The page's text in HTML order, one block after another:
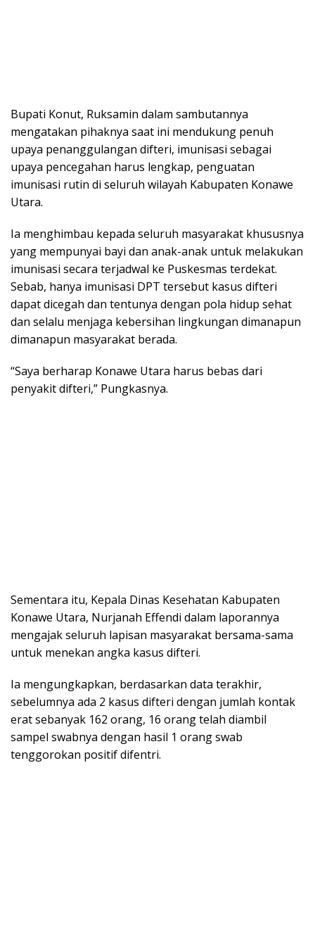
Bupati Konut, Ruksamin dalam sambutannya
mengatakan pihaknya saat ini mendukung penuh
upaya penanggulangan difteri, imunisasi sebagai
upaya pencegahan harus lengkap, penguatan
imunisasi rutin di seluruh wilayah Kabupaten Konawe
Utara.
Ia menghimbau kepada seluruh masyarakat khususnya
yang mempunyai bayi dan anak-anak untuk melakukan
imunisasi secara terjadwal ke Puskesmas terdekat.
Sebab, hanya imunisasi DPT tersebut kasus difteri
dapat dicegah dan tentunya dengan pola hidup sehat
dan selalu menjaga kebersihan lingkungan dimanapun
dimanapun masyarakat berada.
“Saya berharap Konawe Utara harus bebas dari
penyakit difteri,” Pungkasnya.
Sementara itu, Kepala Dinas Kesehatan Kabupaten
Konawe Utara, Nurjanah Effendi dalam laporannya
mengajak seluruh lapisan masyarakat bersama-sama
untuk menekan angka kasus difteri.
Ia mengungkapkan, berdasarkan data terakhir,
sebelumnya ada 2 kasus difteri dengan jumlah kontak
erat sebanyak 162 orang, 16 orang telah diambil
sampel swabnya dengan hasil 1 orang swab
tenggorokan positif difentri.